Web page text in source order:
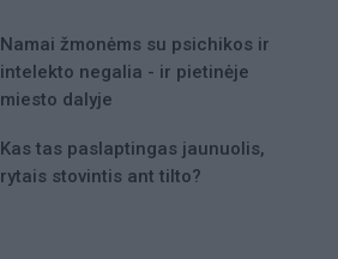
Namai žmonėms su psichikos ir
intelekto negalia - ir pietinėje
miesto dalyje
Kas tas paslaptingas jaunuolis,
rytais stovintis ant tilto?